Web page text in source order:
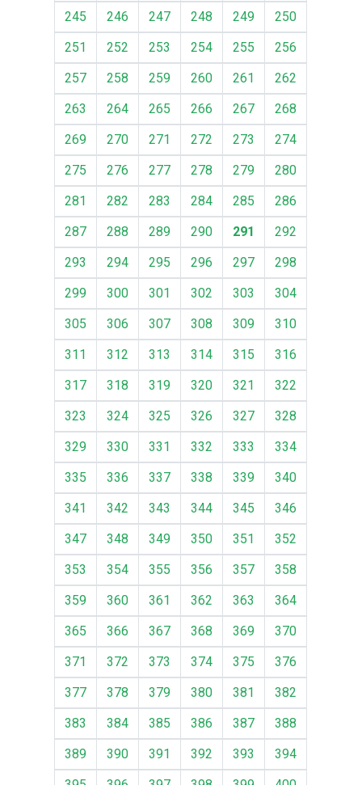
245
246 247 248 249
250
251
252 253 254 255
256
257
258 259 260 261
262
263
264 265 266 267
268
269
270 271 272 273
274
275
276 277 278 279
280
281
282 283 284 285
286
287
288 289 290 291
292
293
294 295 296 297
298
299
300 301 302 303
304
305
306 307 308 309
310
311
312 313 314 315
316
317
318 319 320 321
322
323
324 325 326 327
328
329
330 331 332 333
334
335
336 337 338 339
340
341
342 343 344 345
346
347
348 349 350 351
352
353
354 355 356 357
358
359
360 361 362 363
364
365
366 367 368 369
370
371
372 373 374 375
376
377
378 379 380 381
382
383
384 385 386 387
388
389
390 391 392 393
394